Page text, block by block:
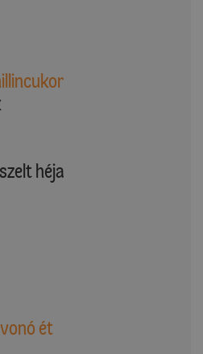
héja
ét